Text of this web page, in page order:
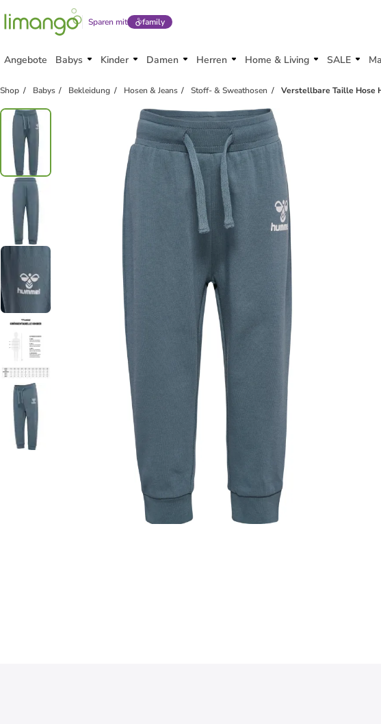
Sparen mit family
Angebote Babys Kinder Damen Herren Home & Living SALE
Shop Babys Bekleidung Hosen & Jeans Stoff- & Sweathosen Verstellbare Taille Hose